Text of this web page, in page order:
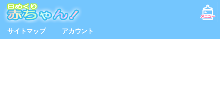
サイトマップ アカウント